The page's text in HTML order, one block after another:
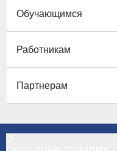
Обучающимся
Работникам
Партнерам